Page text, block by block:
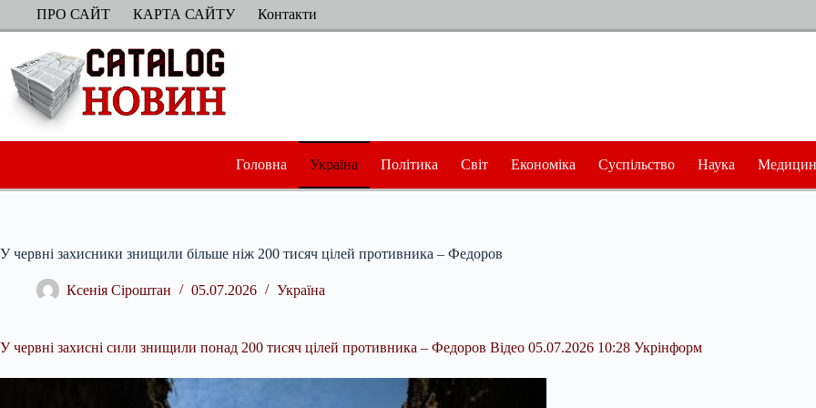
ПерейтиПРО САЙТ КАРТА САЙТУ Контакти
Головна Україна Політика Світ Економіка Суспільство Наука
У червні захисники знищили більше ніж 200 тисяч цілей противника – Федоров
Ксенія Сіроштан 05.07.2026 Україна
У червні захисні сили знищили понад 200 тисяч цілей противника – Федоров Відео 05.07.2026 10:28 Укрінформ